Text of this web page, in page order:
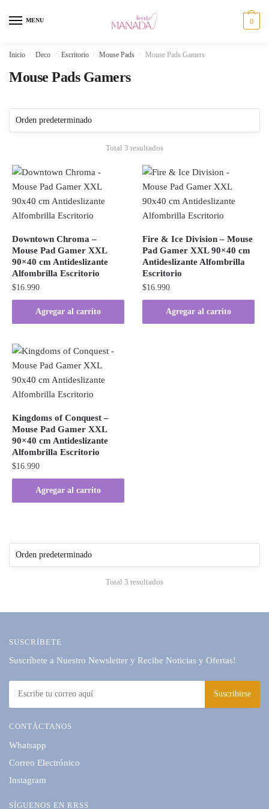
MENU 0
Inicio Deco Escritorio Mouse Pads Mouse Pads Gamers
Mouse Pads Gamers
Total 3 resultados
Downtown Chroma –
Mouse Pad Gamer XXL
90×40 cm Antideslizante
Alfombrilla Escritorio
$16.990
Agregar al carrito
Fire & Ice Division – Mouse
Pad Gamer XXL 90×40 cm
Antideslizante Alfombrilla
Escritorio
$16.990
Agregar al carrito
Kingdoms of Conquest –
Mouse Pad Gamer XXL
90×40 cm Antideslizante
Alfombrilla Escritorio
$16.990
Agregar al carrito
Total 3 resultados
SUSCRÍBETE
Suscríbete a Nuestro Newsletter y Recibe Noticias y Ofertas!
CONTÁCTANOS
Whatsapp
Correo Electrónico
Instagram
SÍGUENOS EN RRSS